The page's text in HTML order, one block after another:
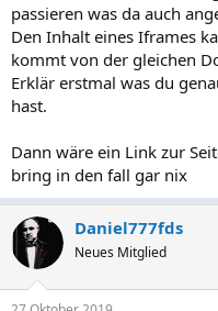
passieren was da auch
Den Inhalt eines Iframes
kommt von der gleichen
Erklär erstmal was du
hast.
Dann wäre ein Link zur
bring in den fall gar nix
Daniel777fds
Neues Mitglied